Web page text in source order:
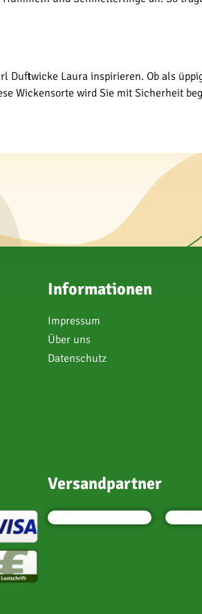
Duftwicke Laura inspirieren. Ob als
Wickensorte wird Sie mit Sicherheit
Informationen
Impressum
Über uns
Datenschutz
Versandpartner